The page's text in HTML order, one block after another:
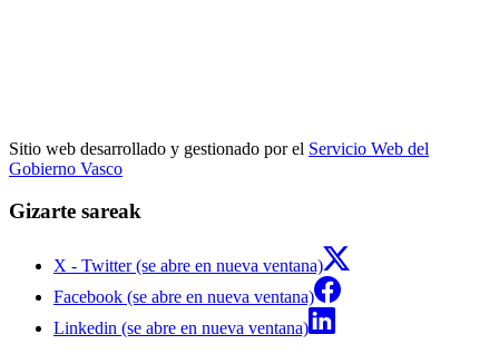
Sitio web desarrollado y gestionado por el Servicio Web del
Gobierno Vasco
Gizarte sareak
X - Twitter (se abre en nueva ventana)
Facebook (se abre en nueva ventana)
Linkedin (se abre en nueva ventana)